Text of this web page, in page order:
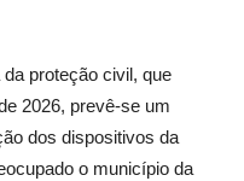
proteção civil, que
2026, prevê-se um
dos dispositivos da
o município da